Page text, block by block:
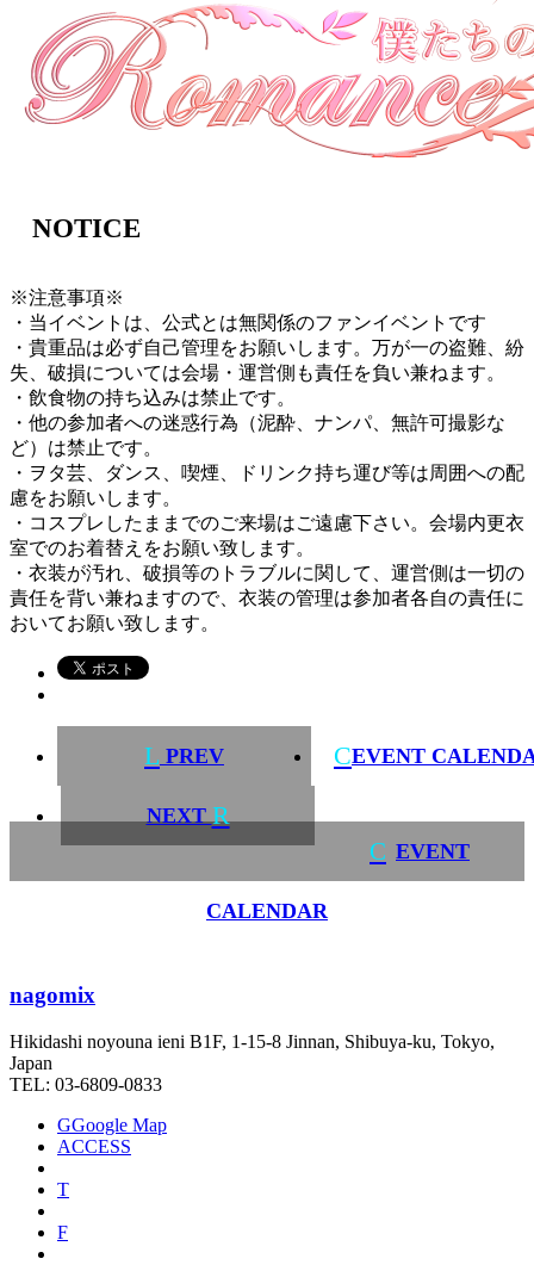
NOTICE
※注意事項※
・当イベントは、公式とは無関係のファンイベントです
・貴重品は必ず自己管理をお願いします。万が一の盗難、紛
失、破損については会場・運営側も責任を負い兼ねます。
・飲食物の持ち込みは禁止です。
・他の参加者への迷惑行為（泥酔、ナンパ、無許可撮影な
ど）は禁止です。
・ヲタ芸、ダンス、喫煙、ドリンク持ち運び等は周囲への配
慮をお願いします。
・コスプレしたままでのご来場はご遠慮下さい。会場内更衣
室でのお着替えをお願い致します。
・衣装が汚れ、破損等のトラブルに関して、運営側は一切の
責任を背い兼ねますので、衣装の管理は参加者各自の責任に
おいてお願い致します。
L PREV CEVENT
NEXTR
C EVENT
CALENDAR
nagomix
Hikidashi noyouna ieni B1F, 1-15-8 Jinnan, Shibuya-ku, Tokyo,
Japan
TEL: 03-6809-0833
GGoogle Map
ACCESS
T
F